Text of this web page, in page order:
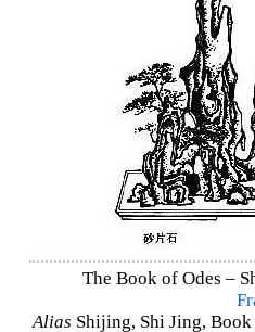
The Book of Odes –
Alias Shijing, Shi Jing,